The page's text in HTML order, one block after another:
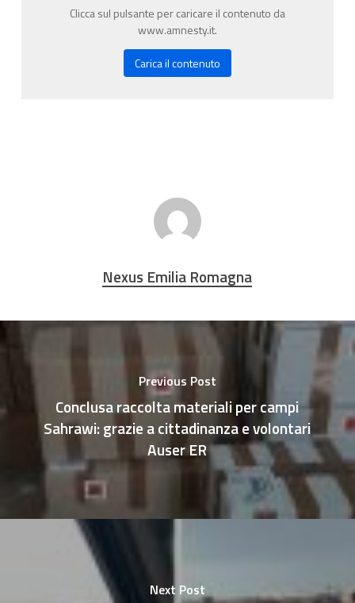
Clicca sul pulsante per caricare il contenuto da
www.amnesty.it.
Carica il contenuto
Nexus Emilia Romagna
Previous Post
Conclusa raccolta materiali per campi
Sahrawi: grazie a cittadinanza e volontari
Auser ER
Next Post